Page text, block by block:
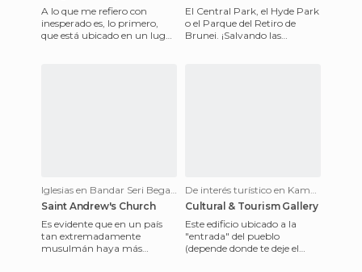
A lo que me refiero con
inesperado es, lo primero,
que está ubicado en un lugar
El Central Park, el Hyde Park
o el Parque del Retiro de
Brunei. ¡Salvando las
Iglesias en Bandar Seri Begawan
Saint Andrew's Church
Es evidente que en un país
tan extremadamente
musulmán haya más
De interés turístico en Kampong Telamba
Cultural & Tourism Gallery
Este edificio ubicado a la
"entrada" del pueblo
(depende donde te deje el